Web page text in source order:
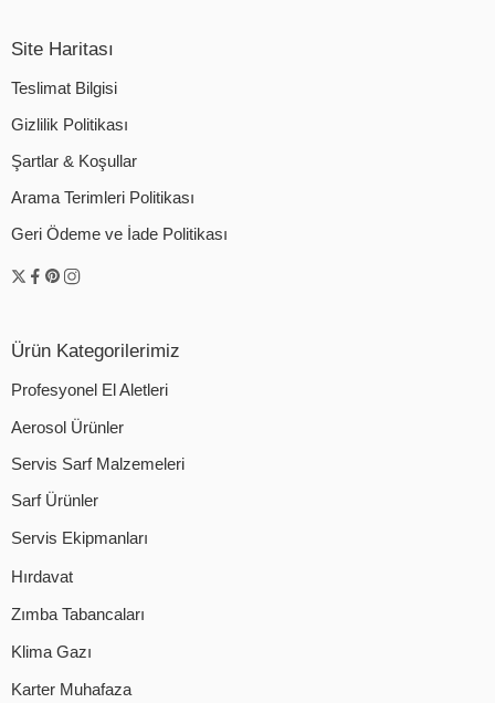
Site Haritası
Teslimat Bilgisi
Gizlilik Politikası
Şartlar & Koşullar
Arama Terimleri Politikası
Geri Ödeme ve İade Politikası
Ürün Kategorilerimiz
Profesyonel El Aletleri
Aerosol Ürünler
Servis Sarf Malzemeleri
Sarf Ürünler
Servis Ekipmanları
Hırdavat
Zımba Tabancaları
Klima Gazı
Karter Muhafaza